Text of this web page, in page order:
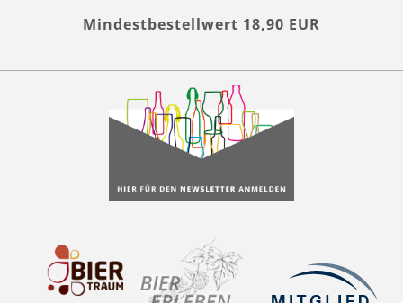
Mindestbestellwert 18,90 EUR